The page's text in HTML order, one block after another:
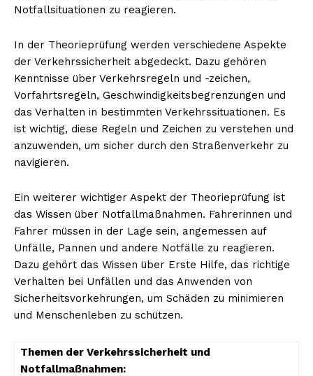
Notfallsituationen zu reagieren.
In der Theorieprüfung werden verschiedene Aspekte
der Verkehrssicherheit abgedeckt. Dazu gehören
Kenntnisse über Verkehrsregeln und -zeichen,
Vorfahrtsregeln, Geschwindigkeitsbegrenzungen und
das Verhalten in bestimmten Verkehrssituationen. Es
ist wichtig, diese Regeln und Zeichen zu verstehen und
anzuwenden, um sicher durch den Straßenverkehr zu
navigieren.
Ein weiterer wichtiger Aspekt der Theorieprüfung ist
das Wissen über Notfallmaßnahmen. Fahrerinnen und
Fahrer müssen in der Lage sein, angemessen auf
Unfälle, Pannen und andere Notfälle zu reagieren.
Dazu gehört das Wissen über Erste Hilfe, das richtige
Verhalten bei Unfällen und das Anwenden von
Sicherheitsvorkehrungen, um Schäden zu minimieren
und Menschenleben zu schützen.
Themen der Verkehrssicherheit und
Notfallmaßnahmen: